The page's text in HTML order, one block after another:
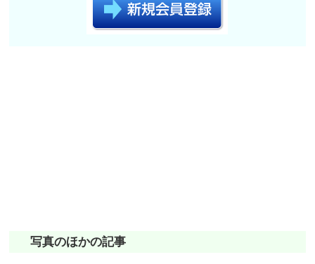
写真のほかの記事